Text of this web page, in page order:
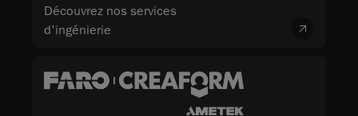
Découvrez nos services
d'ingénierie